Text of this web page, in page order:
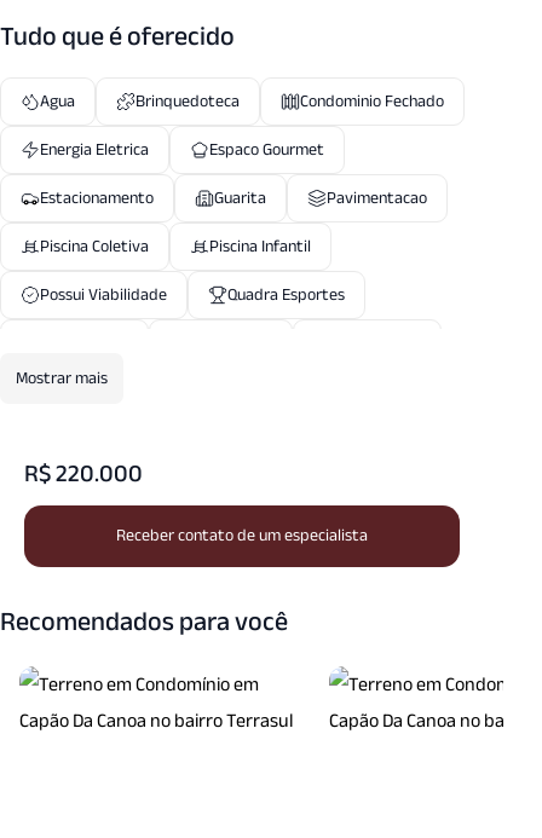
Tudo que é oferecido
Agua Brinquedoteca
Condominio Fechado
Energia Eletrica
Espaco Gourmet
Estacionamento
Guarita
Pavimentacao
Piscina Coletiva
Piscina Infantil
Possui Viabilidade
Quadra Esportes
Salao Jogos
Mostrar mais
R$ 220.000
Receber contato de um especialista
Recomendados para você